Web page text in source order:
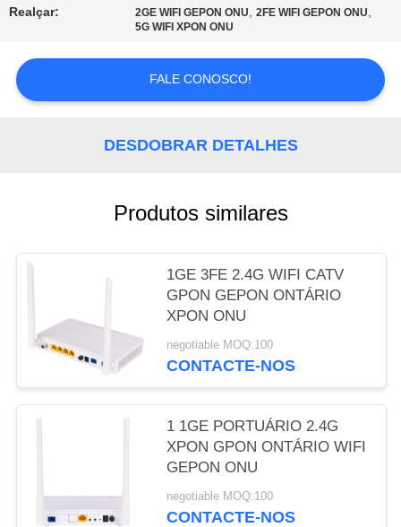
POLICY
Realçar: 2GE WIFI GEPON ONU,2FE WIFI GEPON ONU,
5G WIFI XPON ONU
FALE CONOSCO!
DESDOBRAR DETALHES
Produtos similares
1GE 3FE 2.4G WIFI CATV
GPON GEPON ONTÁRIO
XPON ONU
negotiable MOQ:100
CONTACTE-NOS
1 1GE PORTUÁRIO 2.4G
XPON GPON ONTÁRIO WIFI
GEPON ONU
negotiable MOQ:100
CONTACTE-NOS